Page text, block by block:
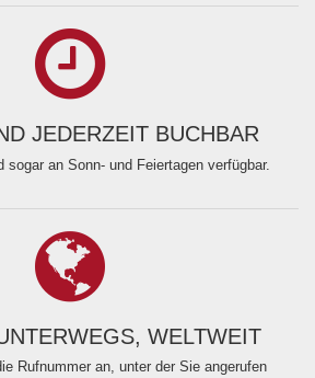
JEDERZEIT BUCHBAR
sogar an Sonn- und Feiertagen verfügbar.
WELTWEIT
Rufnummer an, unter der Sie angerufen